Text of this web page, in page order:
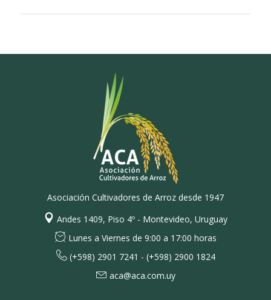
Asociación Cultivadores de Arroz desde 1947
Andes 1409, Piso 4º - Montevideo, Uruguay
Lunes a Viernes de 9:00 a 17:00 horas
(+598) 2901 7241 - (+598) 2900 1824
aca@aca.com.uy